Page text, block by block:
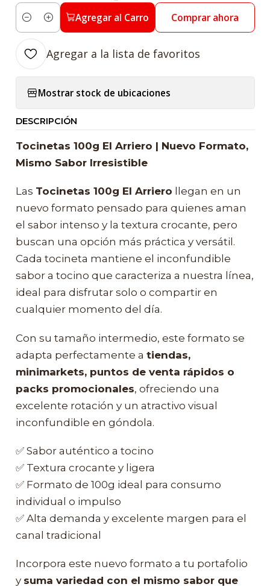
Cantidad
Agregar al Carro Comprar ahora
Agregar a la lista de favoritos
Mostrar stock de ubicaciones
DESCRIPCIÓN
Tocinetas 100g El Arriero | Nuevo Formato,
Mismo Sabor Irresistible
Las Tocinetas 100g El Arriero llegan en un
nuevo formato pensado para quienes aman
el sabor intenso y la textura crocante, pero
buscan una opción más práctica y versátil.
Cada tocineta mantiene el inconfundible
sabor a tocino que caracteriza a nuestra línea,
ideal para disfrutar solo o compartir en
cualquier momento del día.
Con su tamaño intermedio, este formato se
adapta perfectamente a tiendas,
minimarkets, puntos de venta rápidos o
packs promocionales, ofreciendo una
excelente rotación y un atractivo visual
inconfundible en góndola.
✅ Sabor auténtico a tocino
✅ Textura crocante y ligera
✅ Formato de 100g ideal para consumo
individual o impulso
✅ Alta demanda y excelente margen para el
canal tradicional
Incorpora este nuevo formato a tu portafolio
y suma variedad con el mismo sabor que